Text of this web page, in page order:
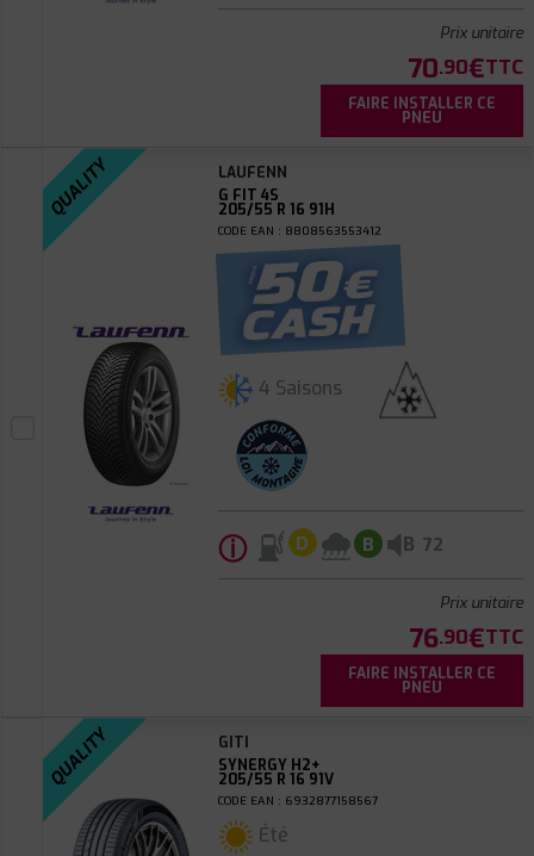
Prix unitaire
70.90€TTC
FAIRE INSTALLER CE
PNEU
QUALITY
LAUFENN
G FIT 4S
205/55 R 16 91H
CODE EAN : 8808563553412
4 Saisons
ⓘ D B B 72
Prix unitaire
76.90€TTC
FAIRE INSTALLER CE
PNEU
QUALITY
GITI
SYNERGY H2+
205/55 R 16 91V
CODE EAN : 6932877158567
Été